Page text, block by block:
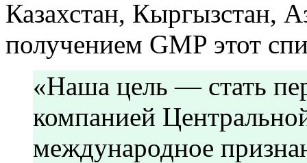
Казахстан, Кыргызстан,
получением GMP этот
«Наша цель — стать
компанией
международное